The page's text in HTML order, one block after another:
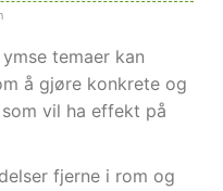
temaer kan
å gjøre konkrete og
vil ha effekt på
fjerne i rom og